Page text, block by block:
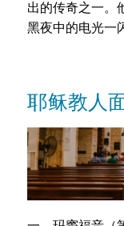
出的传奇之一。
黑夜中的电光一
耶稣教人